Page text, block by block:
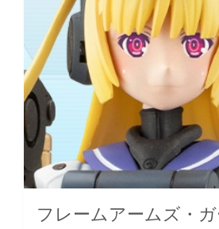
フレームアームズ・